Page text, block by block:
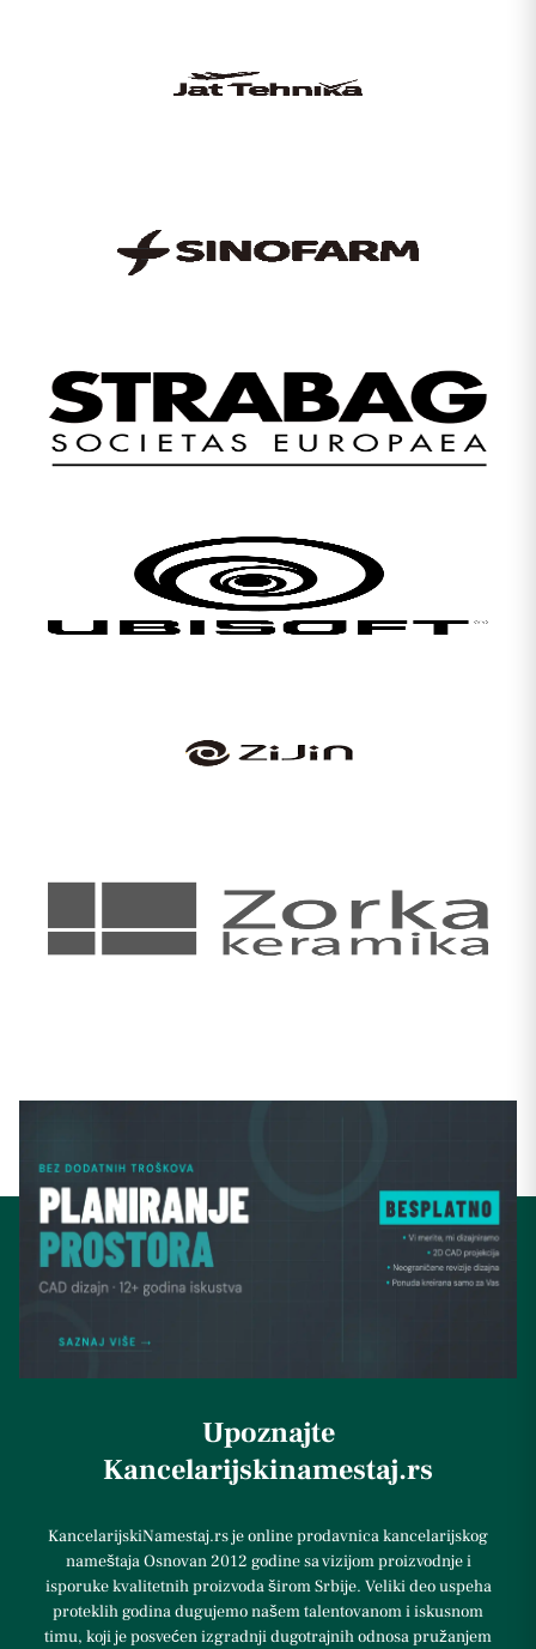
Upoznajte
Kancelarijskinamestaj.rs
KancelarijskiNamestaj.rs je online prodavnica kancelarijskog
nameštaja Osnovan 2012 godine sa vizijom proizvodnje i
isporuke kvalitetnih proizvoda širom Srbije. Veliki deo uspeha
proteklih godina dugujemo našem talentovanom i iskusnom
timu, koji je posvećen izgradnji dugotrajnih odnosa pružanjem